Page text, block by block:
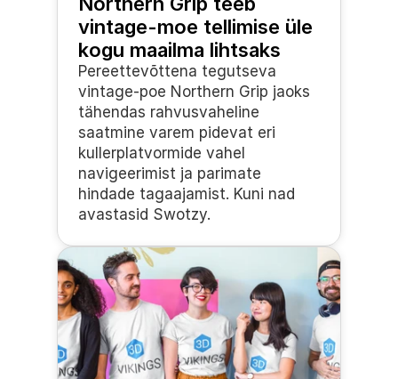
vintage-moe tellimise üle
kogu maailma lihtsaks
Pereettevõttena tegutseva
vintage-poe Northern Grip jaoks
tähendas rahvusvaheline
saatmine varem pidevat eri
kullerplatvormide vahel
navigeerimist ja parimate
hindade tagaajamist. Kuni nad
avastasid Swotzy.